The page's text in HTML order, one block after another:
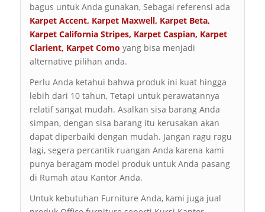
bagus untuk Anda gunakan, Sebagai referensi ada
Karpet Accent, Karpet Maxwell, Karpet Beta,
Karpet California Stripes, Karpet Caspian, Karpet
Clarient, Karpet Como yang bisa menjadi
alternative pilihan anda.
Perlu Anda ketahui bahwa produk ini kuat hingga
lebih dari 10 tahun, Tetapi untuk perawatannya
relatif sangat mudah. Asalkan sisa barang Anda
simpan, dengan sisa barang itu kerusakan akan
dapat diperbaiki dengan mudah. Jangan ragu ragu
lagi, segera percantik ruangan Anda karena kami
punya beragam model produk untuk Anda pasang
di Rumah atau Kantor Anda.
Untuk kebutuhan Furniture Anda, kami juga jual